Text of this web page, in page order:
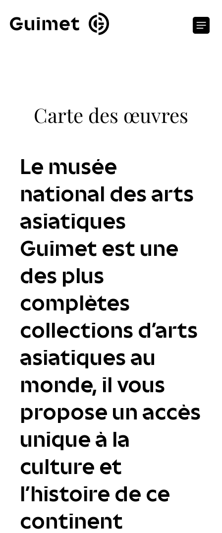
Carte des œuvres
Le musée
national des arts
asiatiques
Guimet est une
des plus
complètes
collections d'arts
asiatiques au
monde, il vous
propose un accès
unique à la
culture et
l’histoire de ce
continent